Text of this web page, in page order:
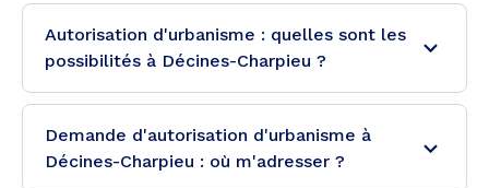
Autorisation d'urbanisme : quelles sont les
possibilités à Décines-Charpieu ?
Demande d'autorisation d'urbanisme à
Décines-Charpieu : où m'adresser ?